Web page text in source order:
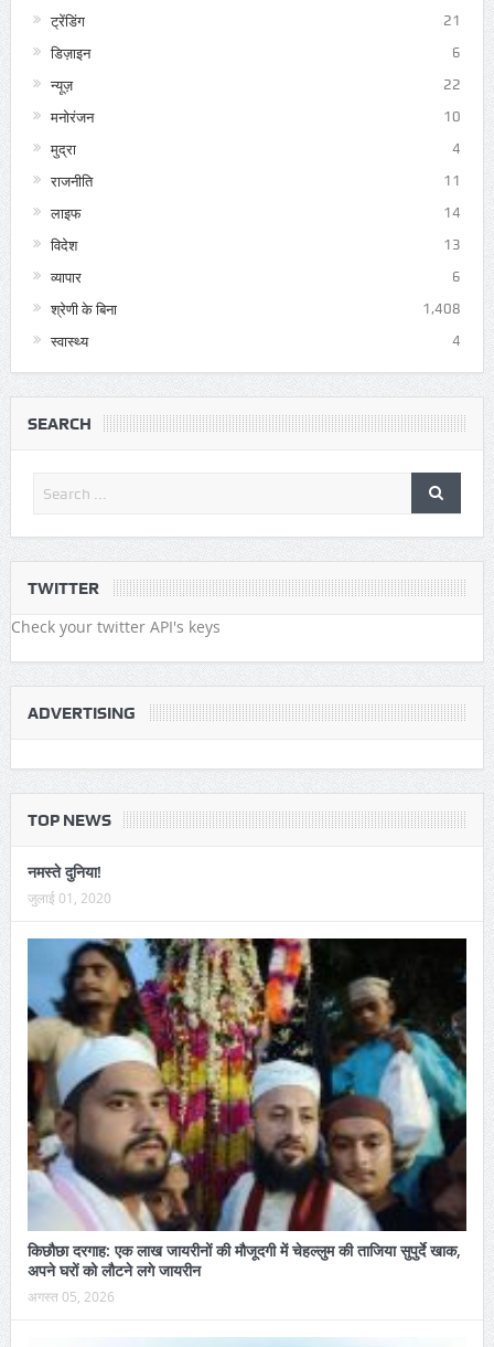
ट्रेंडिंग 21
डिज़ाइन 6
न्यूज़ 22
मनोरंजन 10
मुद्रा 4
राजनीति 11
लाइफ 14
विदेश 13
व्यापार 6
श्रेणी के बिना 1,408
स्वास्थ्य 4
SEARCH
TWITTER
Check your twitter API's keys
ADVERTISING
TOP NEWS
नमस्ते दुनिया!
जुलाई 01, 2020
किछौछा दरगाह: एक लाख जायरीनों की मौजूदगी में चेहल्लुम की ताजिया सुपुर्दे खाक,
अपने घरों को लौटने लगे जायरीन
अगस्त 05, 2026